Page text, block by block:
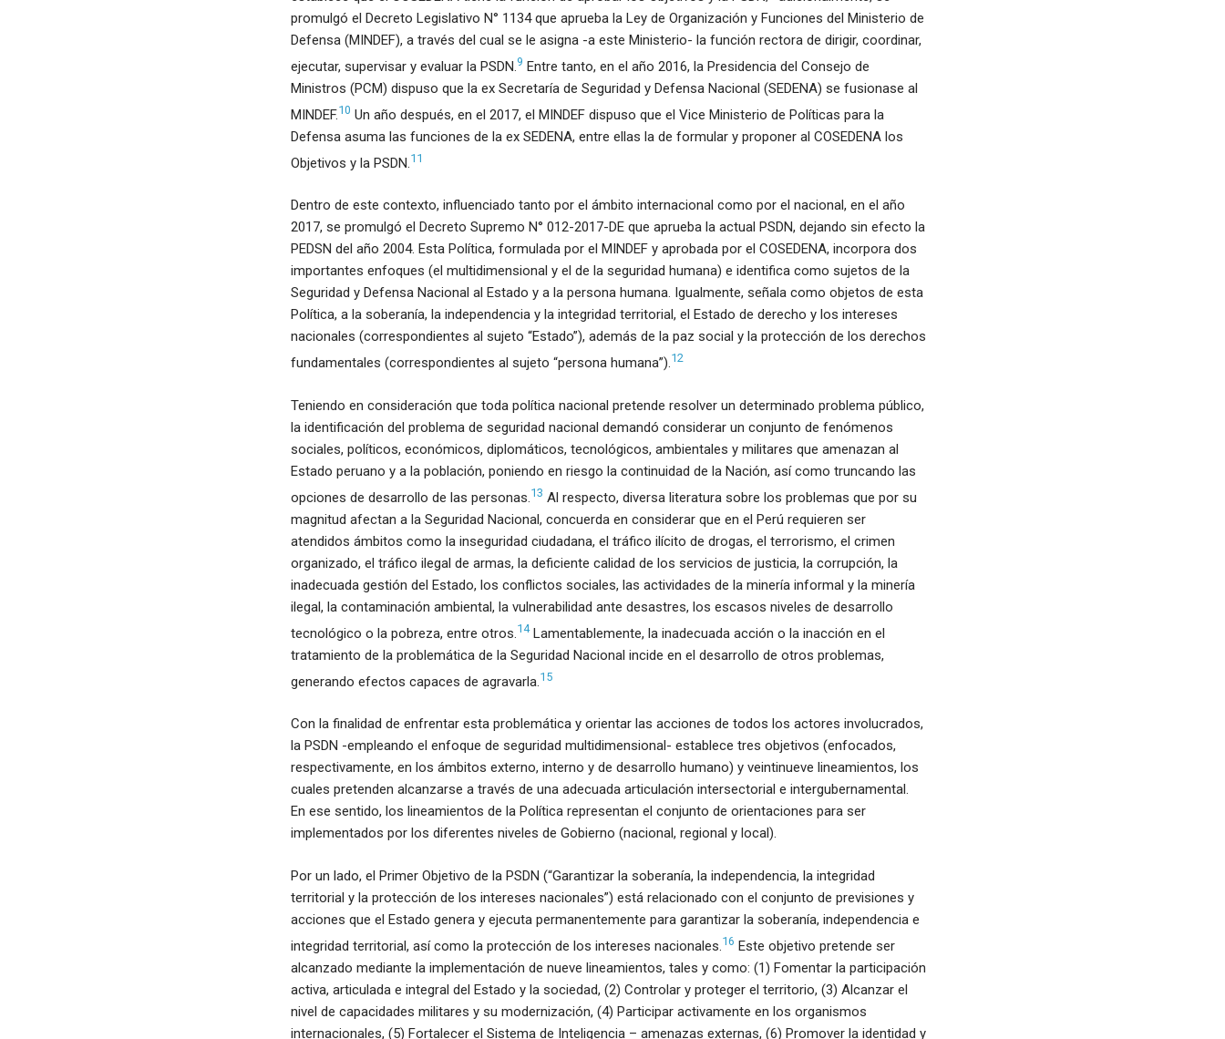
promulgó el Decreto Legislativo N° 1134 que aprueba la Ley de Organización y Funciones del Ministerio de
Defensa (MINDEF), a través del cual se le asigna -a este Ministerio- la función rectora de dirigir, coordinar,
ejecutar, supervisar y evaluar la PSDN.9 Entre tanto, en el año 2016, la Presidencia del Consejo de
Ministros (PCM) dispuso que la ex Secretaría de Seguridad y Defensa Nacional (SEDENA) se fusionase al
MINDEF.10 Un año después, en el 2017, el MINDEF dispuso que el Vice Ministerio de Políticas para la
Defensa asuma las funciones de la ex SEDENA, entre ellas la de formular y proponer al COSEDENA los
Objetivos y la PSDN.11
Dentro de este contexto, influenciado tanto por el ámbito internacional como por el nacional, en el año
2017, se promulgó el Decreto Supremo N° 012-2017-DE que aprueba la actual PSDN, dejando sin efecto la
PEDSN del año 2004. Esta Política, formulada por el MINDEF y aprobada por el COSEDENA, incorpora dos
importantes enfoques (el multidimensional y el de la seguridad humana) e identifica como sujetos de la
Seguridad y Defensa Nacional al Estado y a la persona humana. Igualmente, señala como objetos de esta
Política, a la soberanía, la independencia y la integridad territorial, el Estado de derecho y los intereses
nacionales (correspondientes al sujeto “Estado”), además de la paz social y la protección de los derechos
fundamentales (correspondientes al sujeto “persona humana”).12
Teniendo en consideración que toda política nacional pretende resolver un determinado problema público,
la identificación del problema de seguridad nacional demandó considerar un conjunto de fenómenos
sociales, políticos, económicos, diplomáticos, tecnológicos, ambientales y militares que amenazan al
Estado peruano y a la población, poniendo en riesgo la continuidad de la Nación, así como truncando las
opciones de desarrollo de las personas.13 Al respecto, diversa literatura sobre los problemas que por su
magnitud afectan a la Seguridad Nacional, concuerda en considerar que en el Perú requieren ser
atendidos ámbitos como la inseguridad ciudadana, el tráfico ilícito de drogas, el terrorismo, el crimen
organizado, el tráfico ilegal de armas, la deficiente calidad de los servicios de justicia, la corrupción, la
inadecuada gestión del Estado, los conflictos sociales, las actividades de la minería informal y la minería
ilegal, la contaminación ambiental, la vulnerabilidad ante desastres, los escasos niveles de desarrollo
tecnológico o la pobreza, entre otros.14Lamentablemente, la inadecuada acción o la inacción en el
tratamiento de la problemática de la Seguridad Nacional incide en el desarrollo de otros problemas,
generando efectos capaces de agravarla.15
Con la finalidad de enfrentar esta problemática y orientar las acciones de todos los actores involucrados,
la PSDN -empleando el enfoque de seguridad multidimensional- establece tres objetivos (enfocados,
respectivamente, en los ámbitos externo, interno y de desarrollo humano) y veintinueve lineamientos, los
cuales pretenden alcanzarse a través de una adecuada articulación intersectorial e intergubernamental.
En ese sentido, los lineamientos de la Política representan el conjunto de orientaciones para ser
implementados por los diferentes niveles de Gobierno (nacional, regional y local).
Por un lado, el Primer Objetivo de la PSDN (“Garantizar la soberanía, la independencia, la integridad
territorial y la protección de los intereses nacionales”) está relacionado con el conjunto de previsiones y
acciones que el Estado genera y ejecuta permanentemente para garantizar la soberanía, independencia e
integridad territorial, así como la protección de los intereses nacionales.16 Este objetivo pretende ser
alcanzado mediante la implementación de nueve lineamientos, tales y como: (1) Fomentar la participación
activa, articulada e integral del Estado y la sociedad, (2) Controlar y proteger el territorio, (3) Alcanzar el
nivel de capacidades militares y su modernización, (4) Participar activamente en los organismos
internacionales, (5) Fortalecer el Sistema de Inteligencia – amenazas externas, (6) Promover la identidad y